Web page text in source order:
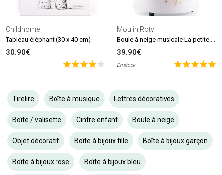
Childhome
Tableau éléphant (30 x 40 cm)
30.90€
Moulin Roty
39.90€
En stock
Tirelire Boîte à musique Lettres décoratives
Boîte / valisette Cintre enfant Boule à neige
Objet décoratif Boîte à bijoux fille Boîte à bijoux garçon
Boîte à bijoux rose Boîte à bijoux bleu